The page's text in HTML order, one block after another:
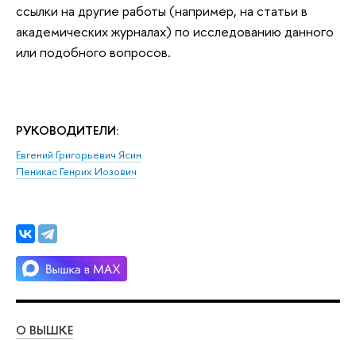
РУКОВОДИТЕЛИ:
Евгений Григорьевич Ясин
Пеникас Генрих Иозович
ссылки на другие работы (например, на статьи в
академических журналах) по исследованию данного
или подобного вопросов.
О ВЫШКЕ